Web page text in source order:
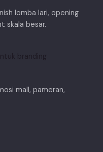
lomba lari, opening
skala besar.
mall, pameran,